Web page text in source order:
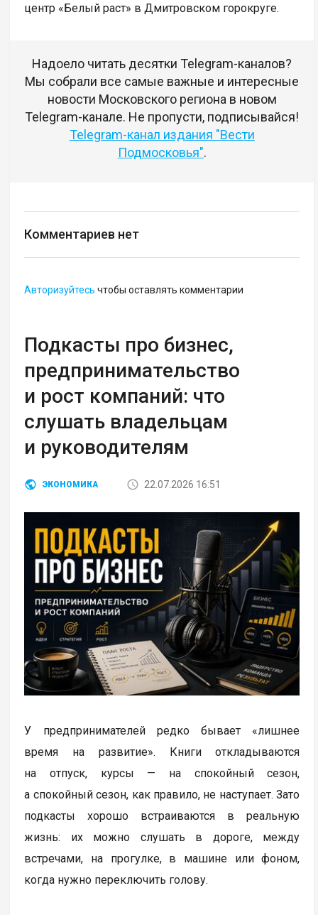
центр «Белый раст» в Дмитровском горокруге.
Надоело читать десятки Telegram-каналов?
Мы собрали все самые важные и интересные
новости Московского региона в новом
Telegram-канале. Не пропусти, подписывайся!
Telegram-канал издания "Вести
Подмосковья".
Комментариев нет
Авторизуйтесь чтобы оставлять комментарии
Подкасты про бизнес,
предпринимательство
и рост компаний: что
слушать владельцам
и руководителям
ЭКОНОМИКА 22.07.2026 16:51
У предпринимателей редко бывает «лишнее
время на развитие». Книги откладываются
на отпуск, курсы — на спокойный сезон,
а спокойный сезон, как правило, не наступает. Зато
подкасты хорошо встраиваются в реальную
жизнь: их можно слушать в дороге, между
встречами, на прогулке, в машине или фоном,
когда нужно переключить голову.